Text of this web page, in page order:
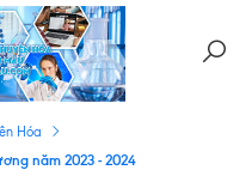
Hóa
năm 2023 - 2024